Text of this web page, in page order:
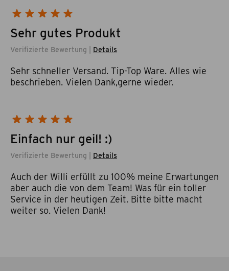
Sehr gutes Produkt
Verifizierte Bewertung | Details
Sehr schneller Versand. Tip-Top Ware. Alles wie
beschrieben. Vielen Dank,gerne wieder.
Einfach nur geil! :)
Verifizierte Bewertung | Details
Auch der Willi erfüllt zu 100% meine Erwartungen
aber auch die von dem Team! Was für ein toller
Service in der heutigen Zeit. Bitte bitte macht
weiter so. Vielen Dank!